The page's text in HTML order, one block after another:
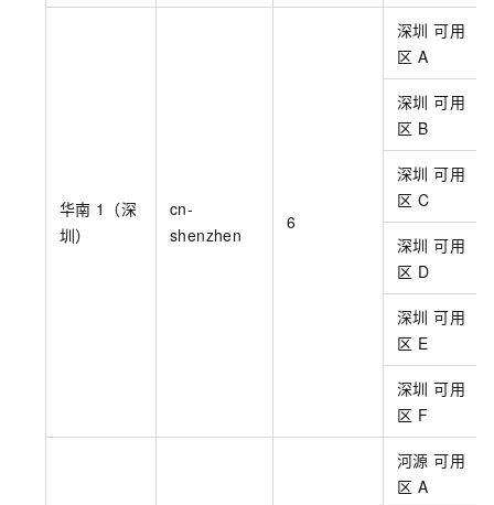
华南 1（深
圳）
cn-
shenzhen
6
深圳 可用
区 A
深圳 可用
区 B
深圳 可用
区 C
深圳 可用
区 D
深圳 可用
区 E
深圳 可用
区 F
河源 可用
区 A